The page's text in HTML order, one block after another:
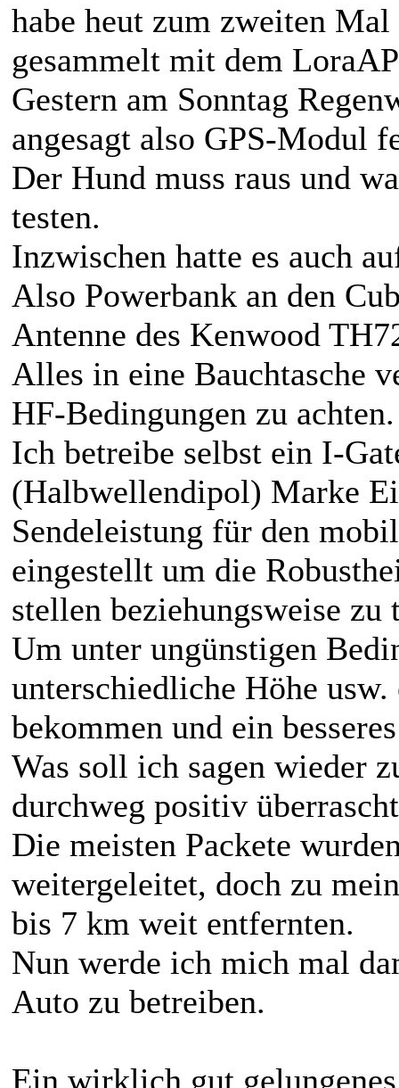
habe heut zum zweiten
gesammelt mit dem
Gestern am Sonntag
angesagt also GPS-Modul
Der Hund muss raus und
testen.
Inzwischen hatte es auch
Also Powerbank an den
Antenne des Kenwood
Alles in eine Bauchtasche
HF-Bedingungen zu achten.
Ich betreibe selbst ein I-
(Halbwellendipol) Marke
Sendeleistung für den
eingestellt um die
stellen beziehungsweise zu
Um unter ungünstigen
unterschiedliche Höhe
bekommen und ein
Was soll ich sagen wieder
durchweg positiv
Die meisten Packete
weitergeleitet, doch zu
bis 7 km weit entfernten.
Nun werde ich mich mal
Auto zu betreiben.
Ein wirklich gut